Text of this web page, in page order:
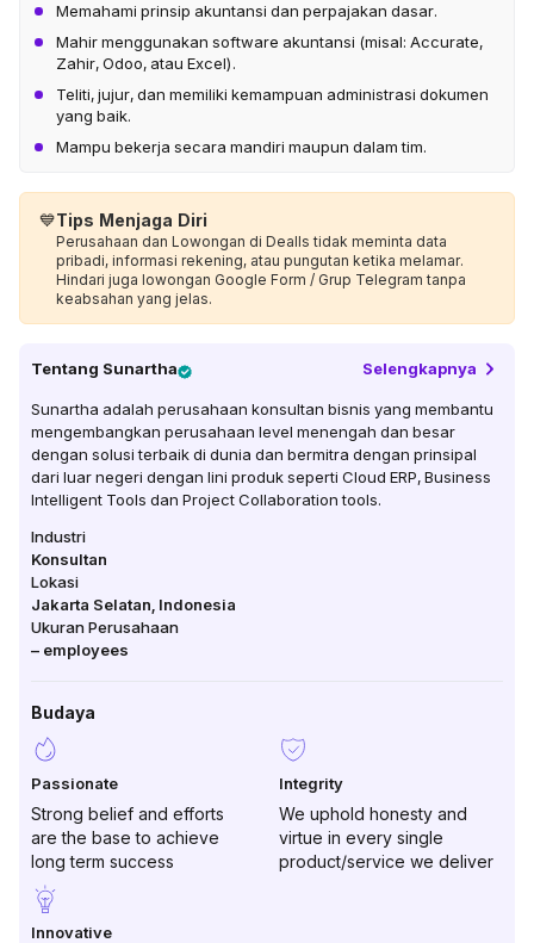
Memahami prinsip akuntansi dan perpajakan dasar.
Mahir menggunakan software akuntansi (misal: Accurate,
Zahir, Odoo, atau Excel).
Teliti, jujur, dan memiliki kemampuan administrasi dokumen
yang baik.
Mampu bekerja secara mandiri maupun dalam tim.
💙Tips Menjaga Diri
Perusahaan dan Lowongan di Dealls tidak meminta data
pribadi, informasi rekening, atau pungutan ketika melamar.
Hindari juga lowongan Google Form / Grup Telegram tanpa
keabsahan yang jelas.
Tentang Sunartha Selengkapnya
Sunartha adalah perusahaan konsultan bisnis yang membantu
mengembangkan perusahaan level menengah dan besar
dengan solusi terbaik di dunia dan bermitra dengan prinsipal
dari luar negeri dengan lini produk seperti Cloud ERP, Business
Intelligent Tools dan Project Collaboration tools.
Industri
Konsultan
Lokasi
Jakarta Selatan Indonesia
Ukuran Perusahaan
– employees
Budaya
Passionate
Strong belief and efforts
are the base to achieve
long term success
Integrity
We uphold honesty and
virtue in every single
product/service we deliver
Innovative